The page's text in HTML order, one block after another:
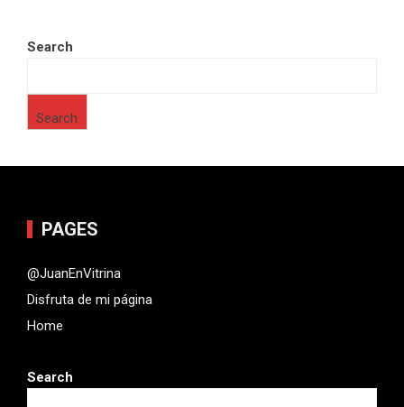
Search
Search
PAGES
@JuanEnVitrina
Disfruta de mi página
Home
Search